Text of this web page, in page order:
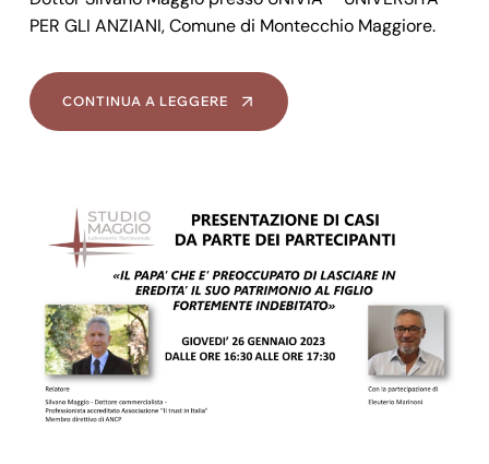
PER GLI ANZIANI, Comune di Montecchio Maggiore.
CONTINUA A LEGGERE